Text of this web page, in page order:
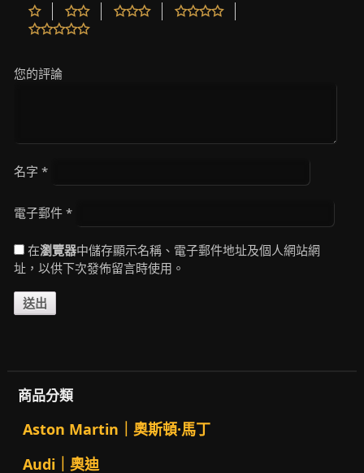
您的評論
名字 *
電子郵件 *
在瀏覽器中儲存顯示名稱、電子郵件地址及個人網站網
址，以供下次發佈留言時使用。
商品分類
Aston Martin｜奧斯頓·馬丁
Audi｜奧迪